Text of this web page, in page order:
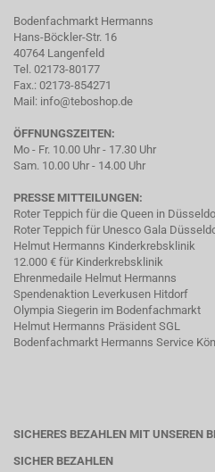
Bodenfachmarkt Hermanns
Hans-Böckler-Str. 16
40764 Langenfeld
Tel. 02173-80177
Fax.: 02173-854271
Mail: info@teboshop.de
ÖFFNUNGSZEITEN:
Mo - Fr. 10.00 Uhr - 17.30 Uhr
Sam. 10.00 Uhr - 14.00 Uhr
PRESSE MITTEILUNGEN:
Roter Teppich für die Queen in
Roter Teppich für Unesco Gala
Helmut Hermanns Kinderkrebsklinik
12.000 € für Kinderkrebsklinik
Ehrenmedaile Helmut Hermanns
Spendenaktion Leverkusen Hitdorf
Olympia Siegerin im Bodenfachmarkt
Helmut Hermanns Präsident SGL
Bodenfachmarkt Hermanns Service
SICHERES BEZAHLEN MIT UNSEREN
SICHER BEZAHLEN